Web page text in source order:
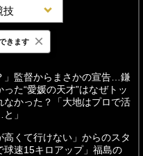
技
週間
」監督からまさかの宣告…鎌
た“愛媛の天才”はなぜトッ
なかった？「大地はプロで活
」
高くて行けない」からのスタ
速15キロアップ」福島の
きます ×